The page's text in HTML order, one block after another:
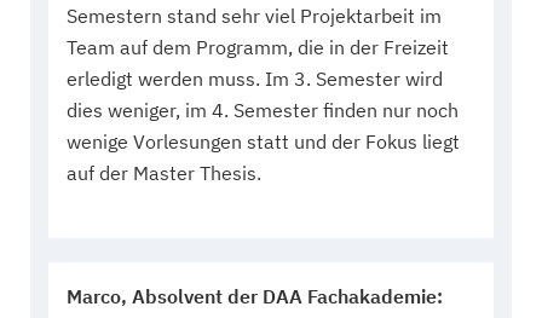
Semestern stand sehr viel Projektarbeit im
Team auf dem Programm, die in der Freizeit
erledigt werden muss. Im 3. Semester wird
dies weniger, im 4. Semester finden nur noch
wenige Vorlesungen statt und der Fokus liegt
auf der Master Thesis.
Marco, Absolvent der DAA Fachakademie: